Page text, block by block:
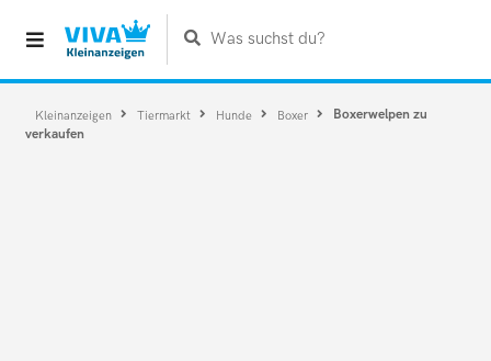
Was suchst du?
Kleinanzeigen Tiermarkt Hunde Boxer
Boxerwelpen zu
verkaufen